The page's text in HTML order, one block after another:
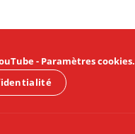
- Paramètres cookies.